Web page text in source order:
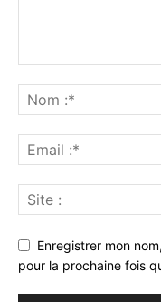
Enregistrer mon
pour la prochaine fois